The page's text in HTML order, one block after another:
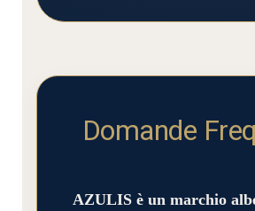
Domande
AZULIS è un marchio